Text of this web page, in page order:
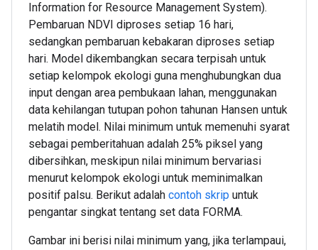
Information for Resource Management System).
Pembaruan NDVI diproses setiap 16 hari,
sedangkan pembaruan kebakaran diproses setiap
hari. Model dikembangkan secara terpisah untuk
setiap kelompok ekologi guna menghubungkan dua
input dengan area pembukaan lahan, menggunakan
data kehilangan tutupan pohon tahunan Hansen untuk
melatih model. Nilai minimum untuk memenuhi syarat
sebagai pemberitahuan adalah 25% piksel yang
dibersihkan, meskipun nilai minimum bervariasi
menurut kelompok ekologi untuk meminimalkan
positif palsu. Berikut adalah contoh skrip untuk
pengantar singkat tentang set data FORMA.
Gambar ini berisi nilai minimum yang, jika terlampaui,